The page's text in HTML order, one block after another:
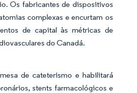
Os fabricantes de dispositivos
complexas e encurtam os
de capital às métricas de
do Canadá.
de cateterismo e habilitará
stents farmacológicos e